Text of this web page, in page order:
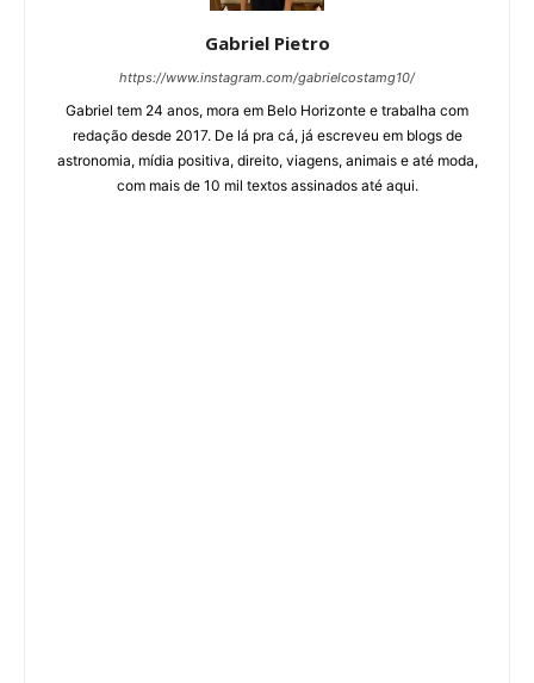
Gabriel Pietro
https://www.instagram.com/gabrielcostamg10/
Gabriel tem 24 anos, mora em Belo Horizonte e trabalha com
redação desde 2017. De lá pra cá, já escreveu em blogs de
astronomia, mídia positiva, direito, viagens, animais e até moda,
com mais de 10 mil textos assinados até aqui.